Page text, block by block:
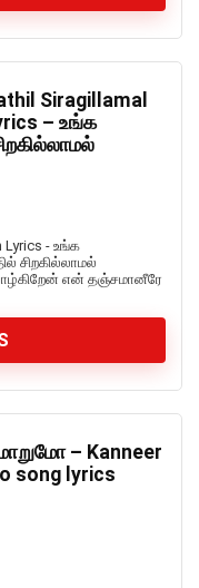
Siragillamal
– உங்க
Lyrics - உங்க
சிறகில்லாமல்
என் தஞ்சமானீரே
– Kanneer
song lyrics